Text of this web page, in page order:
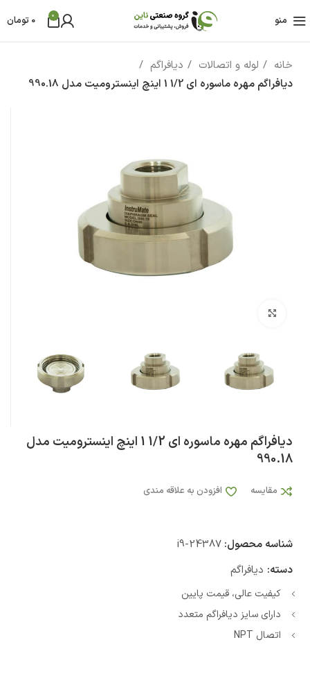
منو 0
0 تومان
خانه لوله و اتصالات
دیافراگم
دیافراگم مهره ماسوره ای 1/2 1 اینچ اینسترومیت مدل 990.18
دیافراگم مهره ماسوره ای 1/2 1 اینچ اینسترومیت مدل
990.18
مقایسه افزودن به علاقه مندی
شناسه محصول: i9-24387
دسته: دیافراگم
کیفیت عالی، قیمت پایین
دارای سایز دیافراگم متعدد
اتصال NPT